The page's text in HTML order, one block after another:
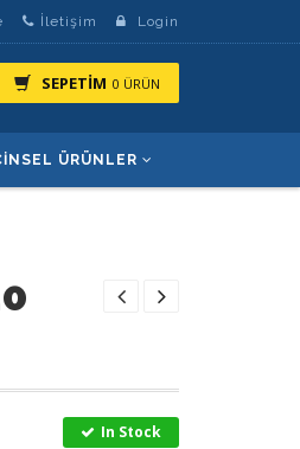
İletişim Login
SEPETİM 0 ÜRÜN
ÜRÜNLER
In Stock